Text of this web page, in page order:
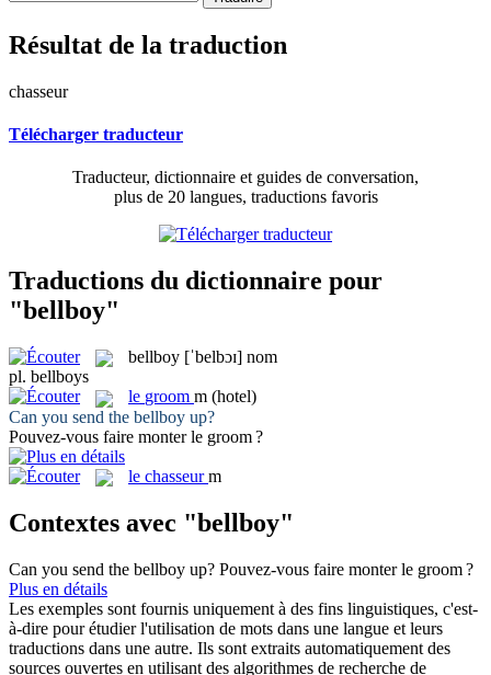
Résultat de la traduction
chasseur
Télécharger traducteur
Traducteur, dictionnaire et guides de conversation,
plus de 20 langues, traductions favoris
Traductions du dictionnaire pour
"bellboy"
bellboy [ˈbelbɔɪ] nom
pl. bellboys
le groom m (hotel)
Can you send the bellboy up?
Pouvez-vous faire monter le groom?
le chasseur m
Contextes avec "bellboy"
Can you send the bellboy up? Pouvez-vous faire monter le groom?
Plus en détails
Les exemples sont fournis uniquement à des fins linguistiques, c'est-
à-dire pour étudier l'utilisation de mots dans une langue et leurs
traductions dans une autre. Ils sont extraits automatiquement des
sources ouvertes en utilisant des algorithmes de recherche de